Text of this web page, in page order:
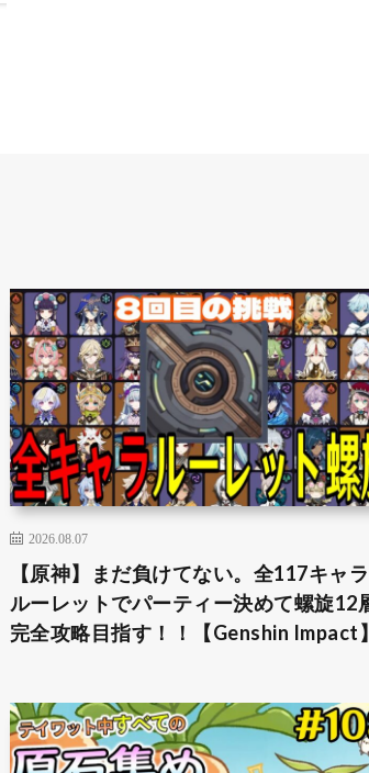
2026.08.07
【原神】まだ負けてない。全117キャ
ルーレットでパーティー決めて螺旋12
完全攻略目指す！！【Genshin Impact】